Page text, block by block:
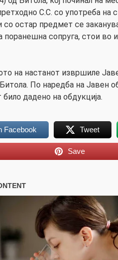
С.С. со употреба на
со остар предмет се
поранешна сопруга, стои во
на настанот извршиле
По наредба на Јавен
било дадено на обдукција.
Facebook Tweet
Save